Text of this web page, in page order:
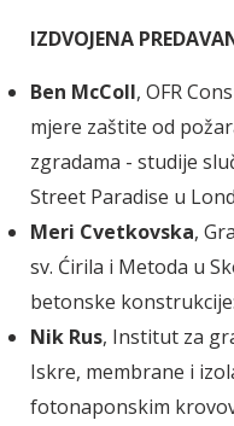
IZDVOJENA
Ben McColl, OFR
mjere zaštite od
zgradama - studije
Street Paradise u
Meri Cvetkovska,
sv. Ćirila i Metoda u
betonske
Nik Rus, Institut za
Iskre, membrane i
fotonaponskim